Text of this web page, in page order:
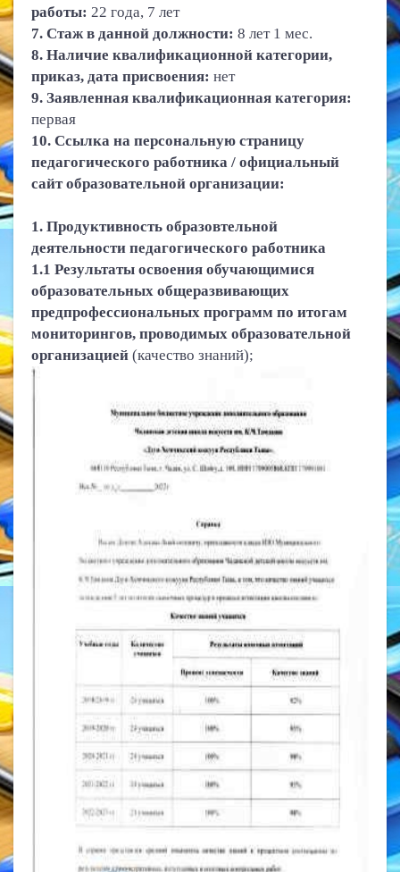
работы: 22 года, 7 лет
7. Стаж в данной должности: 8 лет 1 мес.
8. Наличие квалификационной категории,
приказ, дата присвоения: нет
9. Заявленная квалификационная категория:
первая
10. Ссылка на персональную страницу
педагогического работника / официальный
сайт образовательной организации:
1. Продуктивность образовтельной
деятельности педагогического работника
1.1 Результаты освоения обучающимися
образовательных общеразвивающих
предпрофессиональных программ по итогам
мониторингов, проводимых образовательной
организацией (качество знаний);